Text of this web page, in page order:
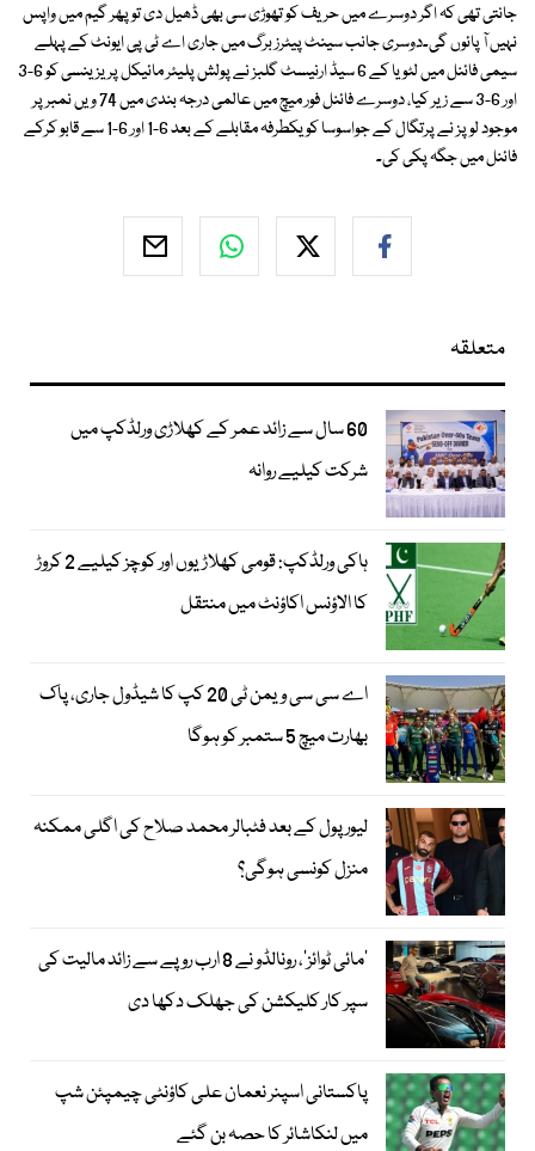
جانتی تھی کہ اگر دوسرے میں حریف کو تھوڑی سی بھی ڈھیل دی تو پھر گیم میں واپس
نہیں آ پائوں گی۔دوسری جانب سینٹ پیٹرز برگ میں جاری اے ٹی پی ایونٹ کے پہلے
سیمی فائنل میں لٹویا کے 6 سیڈ ارنیسٹ گلبز نے پولش پلیئر مائیکل پریزینسی کو 6-3
اور 6-3 سے زیر کیا، دوسرے فائنل فور میچ میں عالمی درجہ بندی میں 74 ویں نمبر پر
موجود لوپز نے پرتگال کے جواسوسا کو یکطرفہ مقابلے کے بعد 6-1 اور 6-1 سے قابو کرکے
فائنل میں جگہ پکی کی۔
متعلقہ
60 سال سے زائد عمر کے کھلاڑی ورلڈکپ میں
شرکت کیلیے روانہ
ہاکی ورلڈکپ: قومی کھلاڑیوں اور کوچز کیلیے 2 کروڑ
کا الاؤنس اکاؤنٹ میں منتقل
اے سی سی ویمن ٹی 20 کپ کا شیڈول جاری، پاک
بھارت میچ 5 ستمبر کو ہوگا
لیور پول کے بعد فٹبالر محمد صلاح کی اگلی ممکنہ
منزل کونسی ہوگی؟
’مائی ٹوائز‘، رونالڈو نے 8 ارب روپے سے زائد مالیت کی
سپر کار کلیکشن کی جھلک دکھا دی
پاکستانی اسپنر نعمان علی کاؤنٹی چیمپئن شپ
میں لنکاشائر کا حصہ بن گئے